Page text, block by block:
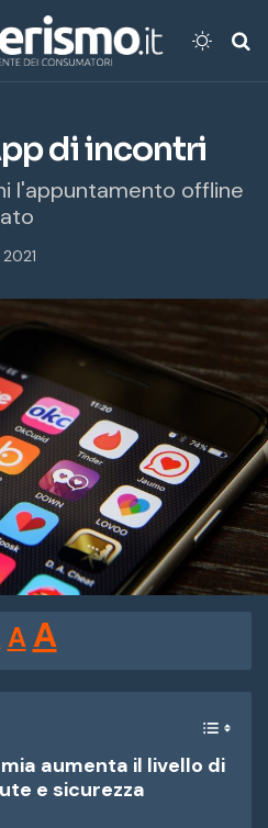
di incontri
l'appuntamento offline
Reducir
tamaño
de
fuente.
A Restablecer
tamaño
de
AAumentar
tamaño
fuente.
aumenta il livello di
e sicurezza